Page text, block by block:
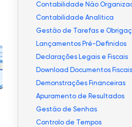
Contabilidade Não
Contabilidade Analítica
Gestão de Tarefas e
Lançamentos Pré-Definidos
Declarações Legais e Fiscais
Download Documentos Fiscais
Demonstrações Financeiras
Apuramento de Resultados
Gestão de Senhas
Controlo de Tempos